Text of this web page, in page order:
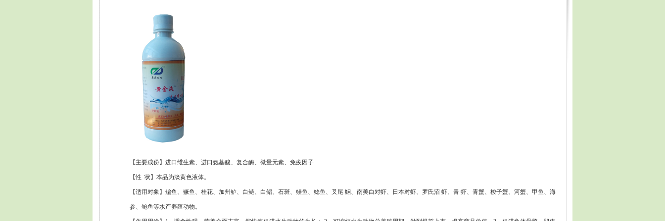
【主要成份】进口维生素、进口氨基酸、复合酶、微量元素、免疫因子
【性 状】本品为淡黄色液体。
【适用对象】鳊鱼、鳜鱼、桂花、加州鲈、白鲢、白鲳、石斑、鳗鱼、鲶鱼、叉尾 鮰、南美白对虾、日本对虾、罗氏沼 虾、青 虾、青蟹、梭子蟹、河蟹、甲鱼、海
参、鲍鱼等水产养殖动物。